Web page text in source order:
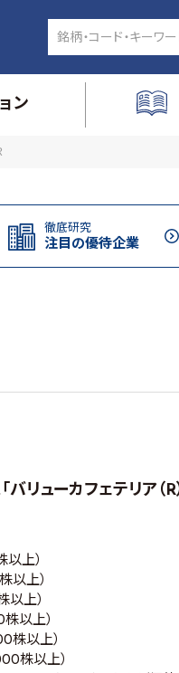
ン
徹底研究
注目の優待企業
バリューカフェテリア（
以上）
以上）
以上）
株以上）
株以上）
株以上）